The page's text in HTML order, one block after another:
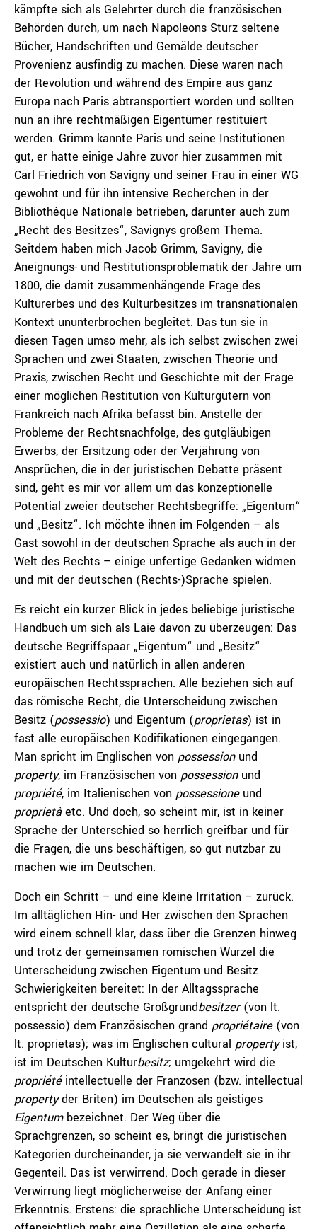
kämpfte sich als Gelehrter durch die französischen
Behörden durch, um nach Napoleons Sturz seltene
Bücher, Handschriften und Gemälde deutscher
Provenienz ausfindig zu machen. Diese waren nach
der Revolution und während des Empire aus ganz
Europa nach Paris abtransportiert worden und sollten
nun an ihre rechtmäßigen Eigentümer restituiert
werden. Grimm kannte Paris und seine Institutionen
gut, er hatte einige Jahre zuvor hier zusammen mit
Carl Friedrich von Savigny und seiner Frau in einer WG
gewohnt und für ihn intensive Recherchen in der
Bibliothèque Nationale betrieben, darunter auch zum
„Recht des Besitzes“, Savignys großem Thema.
Seitdem haben mich Jacob Grimm, Savigny, die
Aneignungs- und Restitutionsproblematik der Jahre um
1800, die damit zusammenhängende Frage des
Kulturerbes und des Kulturbesitzes im transnationalen
Kontext ununterbrochen begleitet. Das tun sie in
diesen Tagen umso mehr, als ich selbst zwischen zwei
Sprachen und zwei Staaten, zwischen Theorie und
Praxis, zwischen Recht und Geschichte mit der Frage
einer möglichen Restitution von Kulturgütern von
Frankreich nach Afrika befasst bin. Anstelle der
Probleme der Rechtsnachfolge, des gutgläubigen
Erwerbs, der Ersitzung oder der Verjährung von
Ansprüchen, die in der juristischen Debatte präsent
sind, geht es mir vor allem um das konzeptionelle
Potential zweier deutscher Rechtsbegriffe: „Eigentum“
und „Besitz“. Ich möchte ihnen im Folgenden – als
Gast sowohl in der deutschen Sprache als auch in der
Welt des Rechts – einige unfertige Gedanken widmen
und mit der deutschen (Rechts-)Sprache spielen.
Es reicht ein kurzer Blick in jedes beliebige juristische
Handbuch um sich als Laie davon zu überzeugen: Das
deutsche Begriffspaar „Eigentum“ und „Besitz“
existiert auch und natürlich in allen anderen
europäischen Rechtssprachen. Alle beziehen sich auf
das römische Recht, die Unterscheidung zwischen
Besitz (possessio) und Eigentum (proprietas) ist in
fast alle europäischen Kodifikationen eingegangen.
Man spricht im Englischen von possessionund
property, im Französischen von possessionund
propriété, im Italienischen von possessioneund
proprietàetc. Und doch, so scheint mir, ist in keiner
Sprache der Unterschied so herrlich greifbar und für
die Fragen, die uns beschäftigen, so gut nutzbar zu
machen wie im Deutschen.
Doch ein Schritt – und eine kleine Irritation – zurück.
Im alltäglichen Hin- und Her zwischen den Sprachen
wird einem schnell klar, dass über die Grenzen hinweg
und trotz der gemeinsamen römischen Wurzel die
Unterscheidung zwischen Eigentum und Besitz
Schwierigkeiten bereitet: In der Alltagssprache
entspricht der deutsche Großgrundbesitzer(von lt.
possessio) dem Französischen grand propriétaire(von
lt. proprietas); was im Englischen cultural propertyist,
ist im Deutschen Kulturbesitz; umgekehrt wird die
propriétéintellectuelle der Franzosen (bzw. intellectual
propertyder Briten) im Deutschen als geistiges
Eigentumbezeichnet. Der Weg über die
Sprachgrenzen, so scheint es, bringt die juristischen
Kategorien durcheinander, ja sie verwandelt sie in ihr
Gegenteil. Das ist verwirrend. Doch gerade in dieser
Verwirrung liegt möglicherweise der Anfang einer
Erkenntnis. Erstens: die sprachliche Unterscheidung ist